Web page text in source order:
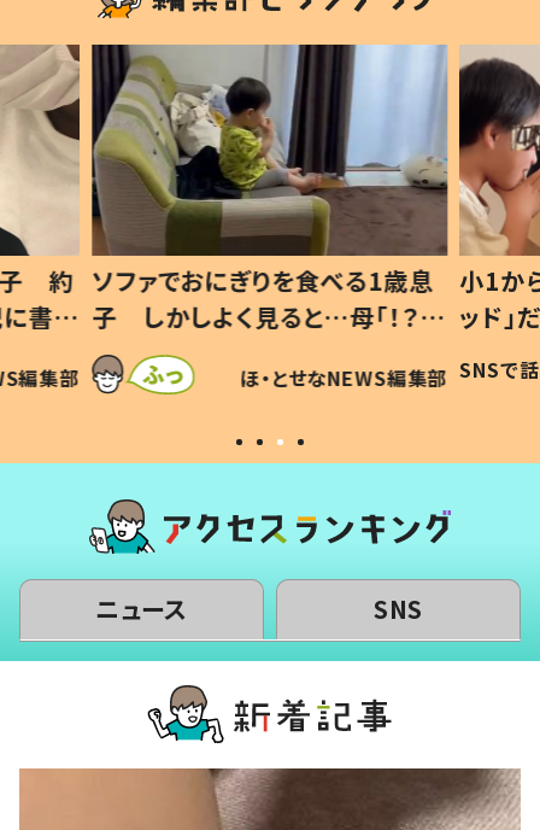
歳息
？」
編集部
小1から不登校、息子は「ギフテ
ッド」だった 父が“ウチ給食”を
作り続ける理由とは #令和の親
#令和の子
SNSで話題 ほ・とせなNEWS編集部
ひ孫
が、抱
「涙
い」
ニュース SNS